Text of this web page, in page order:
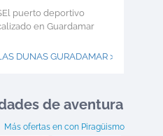
puerto deportivo
en Guardamar
DUNAS GURADAMAR >
de aventura
Más ofertas en con Piragüismo